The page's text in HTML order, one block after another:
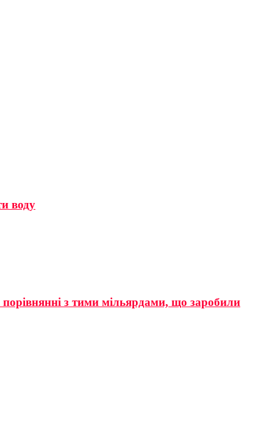
воду
порівнянні з тими мільярдами, що заробили